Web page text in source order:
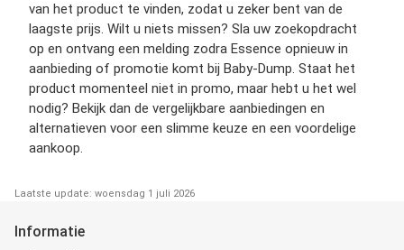
van het product te vinden, zodat u zeker bent van de
laagste prijs. Wilt u niets missen? Sla uw zoekopdracht
op en ontvang een melding zodra Essence opnieuw in
aanbieding of promotie komt bij Baby-Dump. Staat het
product momenteel niet in promo, maar hebt u het wel
nodig? Bekijk dan de vergelijkbare aanbiedingen en
alternatieven voor een slimme keuze en een voordelige
aankoop.
Laatste update: woensdag 1 juli 2026
Informatie